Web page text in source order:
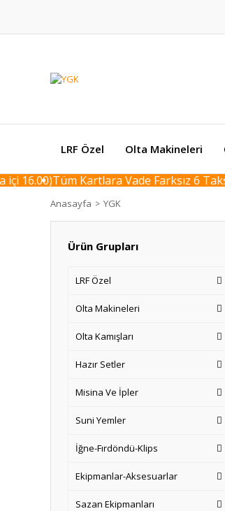
LRF Özel Olta Makineleri
Tüm Kartlara Vade Farksız 6 Taksit
Anasayfa YGK
Ürün Grupları
LRF Özel
Olta Makineleri
Olta Kamışları
Hazır Setler
Misina Ve İpler
Suni Yemler
İğne-Fırdöndü-Klips
Ekipmanlar-Aksesuarlar
Sazan Ekipmanları